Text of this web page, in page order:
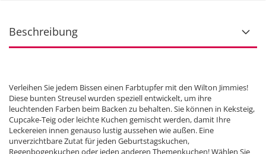
Beschreibung
Verleihen Sie jedem Bissen einen Farbtupfer mit den Wilton Jimmies!
Diese bunten Streusel wurden speziell entwickelt, um ihre
leuchtenden Farben beim Backen zu behalten. Sie können in Keksteig,
Cupcake-Teig oder leichte Kuchen gemischt werden, damit Ihre
Leckereien innen genauso lustig aussehen wie außen. Eine
unverzichtbare Zutat für jeden Geburtstagskuchen,
Regenbogenkuchen oder jeden anderen Themenkuchen! Wählen Sie